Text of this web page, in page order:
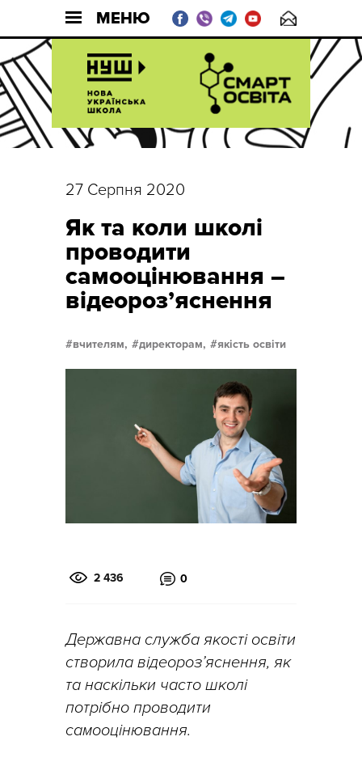
МЕНЮ
27 Серпня 2020
Як та коли школі
проводити
самооцінювання –
відеороз’яснення
вчителям, директорам, якість освіти
2 436 0
Державна служба якості освіти
створила відеороз’яснення, як
та наскільки часто школі
потрібно проводити
самооцінювання.